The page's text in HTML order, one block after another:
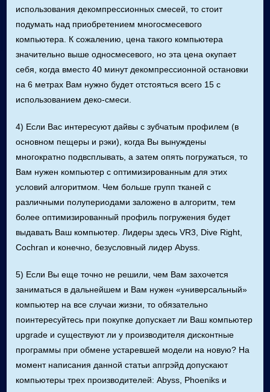
использования декомпрессионных смесей, то стоит
подумать над приобретением многосмесевого
компьютера. К сожалению, цена такого компьютера
значительно выше односмесевого, но эта цена окупает
себя, когда вместо 40 минут декомпрессионной остановки
на 6 метрах Вам нужно будет отстояться всего 15 с
использованием деко-смеси.
4) Если Вас интересуют дайвы с зубчатым профилем (в
основном пещеры и рэки), когда Вы вынуждены
многократно подвсплывать, а затем опять погружаться, то
Вам нужен компьютер с оптимизированным для этих
условий алгоритмом. Чем больше групп тканей с
различными полупериодами заложено в алгоритм, тем
более оптимизированный профиль погружения будет
выдавать Ваш компьютер. Лидеры здесь VR3, Dive Right,
Cochran и конечно, безусловный лидер Abyss.
5) Если Вы еще точно не решили, чем Вам захочется
заниматься в дальнейшем и Вам нужен «универсальный»
компьютер на все случаи жизни, то обязательно
поинтересуйтесь при покупке допускает ли Ваш компьютер
upgrade и существуют ли у производителя дисконтные
программы при обмене устаревшей модели на новую? На
момент написания данной статьи апгрэйд допускают
компьютеры трех производителей: Abyss, Phoeniks и